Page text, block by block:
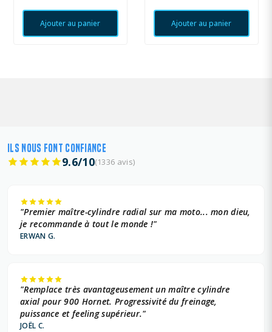
Ajouter au panier Ajouter au panier
ILS NOUS FONT CONFIANCE
9.6/10(1336 avis)
"Premier maître-cylindre radial sur ma moto... mon dieu,
je recommande à tout le monde !"
ERWAN G.
"Remplace très avantageusement un maître cylindre
axial pour 900 Hornet. Progressivité du freinage,
puissance et feeling supérieur."
JOËL C.